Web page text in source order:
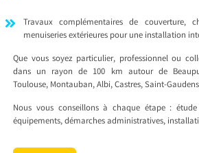
Travaux complémentaires de couverture,
menuiseries extérieures pour une installation
Que vous soyez particulier, professionnel ou
dans un rayon de 100 km autour de
Toulouse, Montauban, Albi, Castres, Saint-
Nous vous conseillons à chaque étape :
équipements, démarches administratives,